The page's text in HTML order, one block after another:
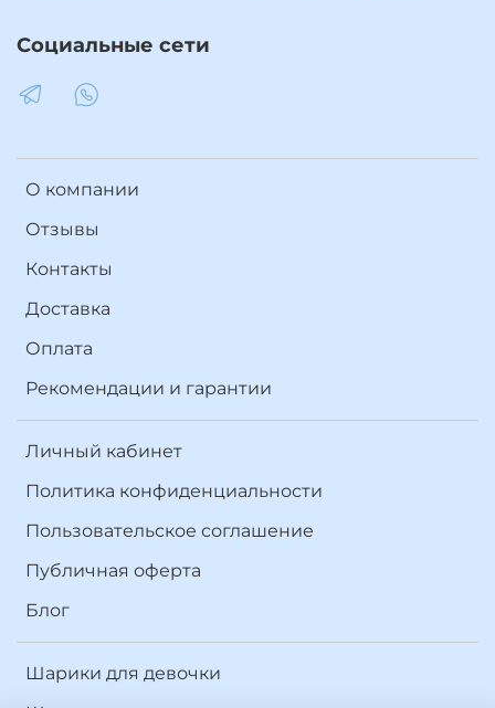
О компании
Отзывы
Контакты
Доставка
Оплата
Рекомендации и гарантии
Личный кабинет
Политика конфиденциальности
Пользовательское соглашение
Публичная оферта
Блог
Шарики для девочки
Социальные сети